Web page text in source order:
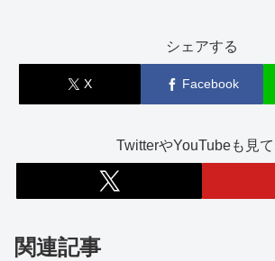
シェアする
X Facebook
TwitterやYouTubeも見
関連記事